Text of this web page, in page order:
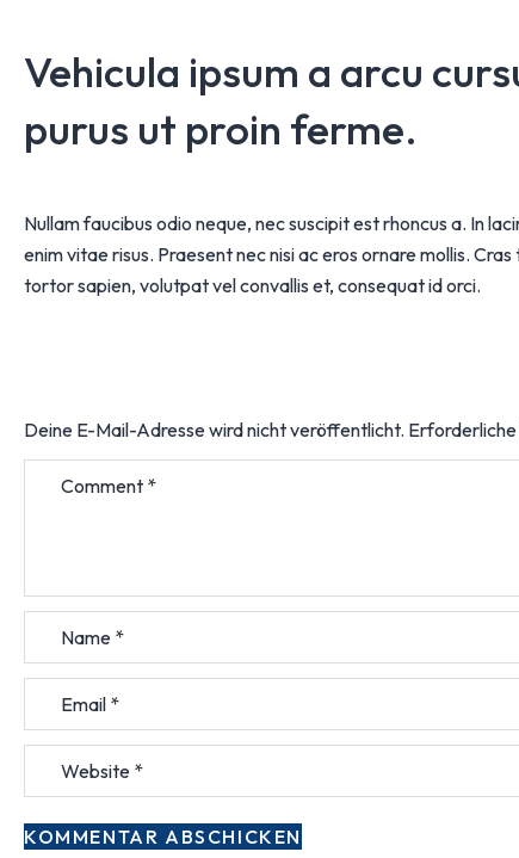
Vehicula ipsum a arcu
purus ut proin ferme.
Nullam faucibus odio neque, nec suscipit est rhoncus a. In
enim vitae risus. Praesent nec nisi ac eros ornare mollis.
tortor sapien, volutpat vel convallis et, consequat id orci.
Deine E-Mail-Adresse wird nicht veröffentlicht.